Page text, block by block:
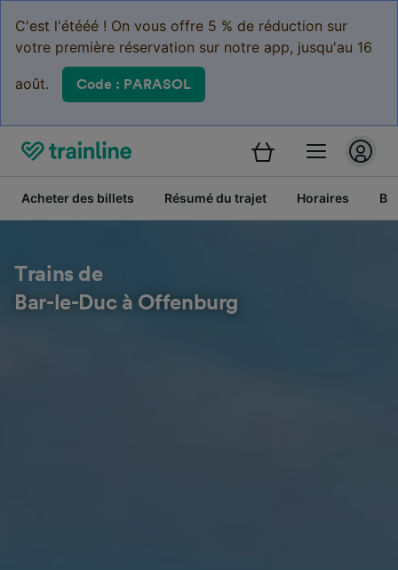
C'est l'étééé ! On vous offre 5 % de réduction sur
votre première réservation sur notre app, jusqu'au 16
août. Code : PARASOL
Acheter des billets Résumé du trajet Horaires
Trains de
Bar-le-Duc à Offenburg